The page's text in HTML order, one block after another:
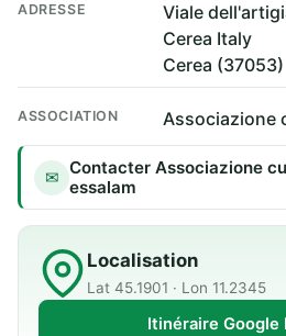
ADRESSE
Viale
Cerea Italy
Cerea (37053)
ASSOCIATION Associazione
✉ Contacter Associazione
essalam
Localisation
Lat 45.1901 · Lon 11.2345
Itinéraire Google